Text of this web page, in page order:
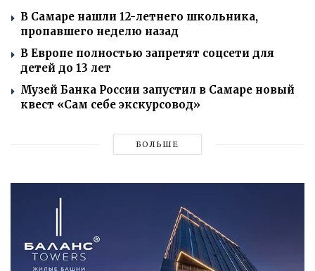
В Самаре нашли 12-летнего школьника,
пропавшего неделю назад
В Европе полностью запретят соцсети для
детей до 13 лет
Музей Банка России запустил в Самаре новый
квест «Сам себе экскурсовод»
БОЛЬШЕ